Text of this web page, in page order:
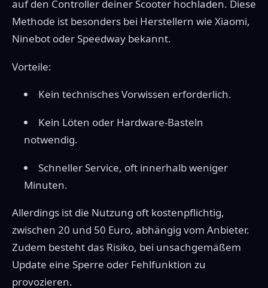
auf den Controller deiner Scooter hochladen. Diese
Methode ist besonders bei Herstellern wie Xiaomi,
Ninebot oder Speedway bekannt.
Vorteile:
Kein technisches Vorwissen erforderlich.
Kein Löten oder Hardware-Basteln
notwendig.
Schneller Service, oft innerhalb weniger
Minuten.
Allerdings ist die Nutzung oft kostenpflichtig,
zwischen 20 und 50 Euro, abhängig vom Anbieter.
Zudem besteht das Risiko, bei unsachgemäßem
Update eine Sperre oder Fehlfunktion zu
provozieren.